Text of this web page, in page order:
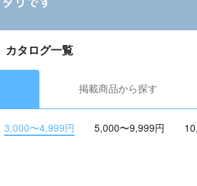
カタログ一覧
掲載商品から探す
3,000〜4,999円 5,000〜9,999円